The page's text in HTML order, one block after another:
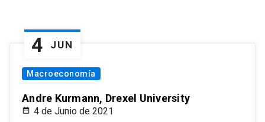
4 JUN
Macroeconomía
Andre Kurmann, Drexel University
4 de Junio de 2021